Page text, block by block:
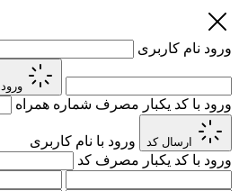
ورود نام کاربری
ورود
ورود با کد یکبار مصرف شماره همراه
ارسال کد
ورود با نام کاربری
ورود با کد یکبار مصرف کد